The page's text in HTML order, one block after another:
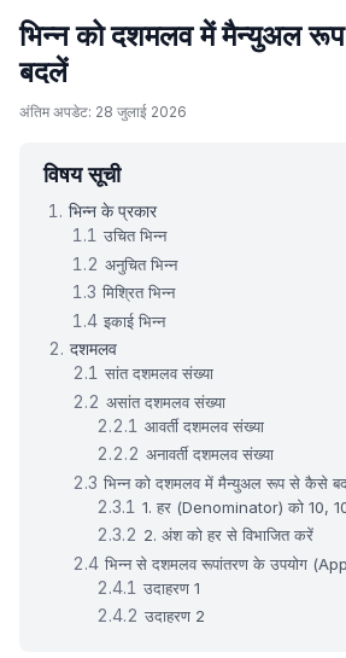
भिन्न को दशमलव में मैन्युअल
बदलें
अंतिम अपडेट: 28 जुलाई 2026
विषय सूची
भिन्न के प्रकार
उचित भिन्न
अनुचित भिन्न
मिश्रित भिन्न
इकाई भिन्न
दशमलव
सांत दशमलव संख्या
असांत दशमलव संख्या
आवर्ती दशमलव संख्या
अनावर्ती दशमलव संख्या
भिन्न को दशमलव में मैन्युअल रूप से कैसे
1. हर (Denominator) को 10,
2. अंश को हर से विभाजित करें
भिन्न से दशमलव रूपांतरण के उपयोग
उदाहरण 1
उदाहरण 2